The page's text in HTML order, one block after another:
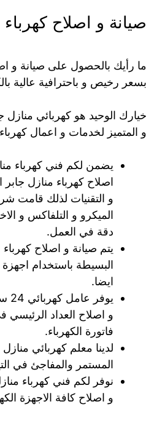
صيانة و اصلاح كهرباء
ما رأيك بالحصول على صيانة و
بسعر رخيص و باحترافية عالية
خيارك الوحيد هو كهربائي منازل
و المتميز لخدمات و اعمال
يضمن لكم فني كهرباء
اصلاح كهرباء منازل جابر
و التقنيات لذلك قامت
الميكرو و التلفاكس و
دقة في العمل.
يتم صيانة و اصلاح كهرباء
البسيطة باستخدام اجهزة
ايضا.
و اصلاح العداد الرئيسي
فاتورة الكهرباء.
لدينا معلم كهربائي
المستمر والمفاجئ في
نوفر لكم فني كهرباء
و اصلاح كافة الاجهزة